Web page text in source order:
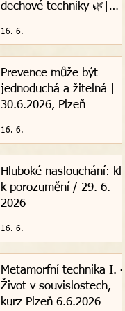
dechové techniky 🌿|
16. 6.
Prevence může být
jednoduchá a žitelná |
30.6.2026, Plzeň
16. 6.
Hluboké naslouchání: klíč
k porozumění / 29. 6.
2026
16. 6.
Metamorfní technika I. -
Život v souvislostech,
kurz Plzeň 6.6.2026